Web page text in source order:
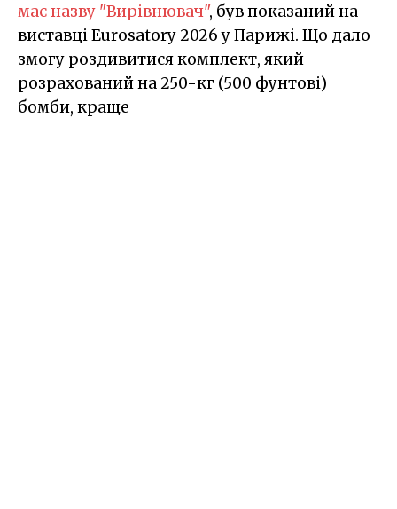
має назву "Вирівнювач", був показаний на
виставці Eurosatory 2026 у Парижі. Що дало
змогу роздивитися комплект, який
розрахований на 250-кг (500 фунтові)
бомби, краще